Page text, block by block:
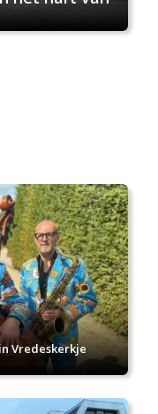
Vredeskerkje